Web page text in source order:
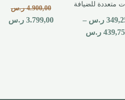
متعددة للضيافة
ر.س –
439,75 ر.س
4.900,00 ر.س
3.799,00 ر.س